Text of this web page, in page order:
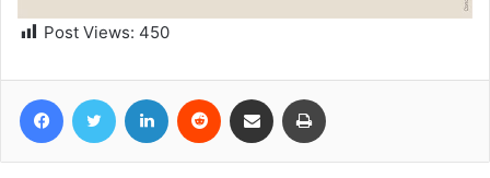
Post Views: 450
FacebookTwitter Linkedin Reddit Partager par email